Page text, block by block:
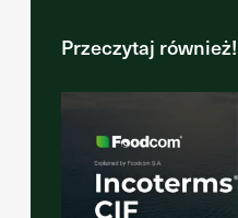
Przeczytaj również!